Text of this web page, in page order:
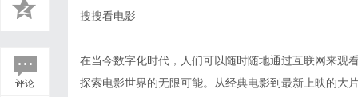
评论
搜搜看电影
在当今数字化时代，人们可以随时随地通过互联网来观
探索电影世界的无限可能。从经典电影到最新上映的大